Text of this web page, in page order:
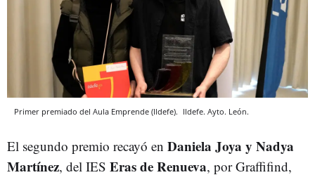
Primer premiado del Aula Emprende (Ildefe). Ildefe. Ayto. León.
El segundo premio recayó en Daniela Joya y Nadya
Martínez, del IES Eras de Renueva, por Graffifind,